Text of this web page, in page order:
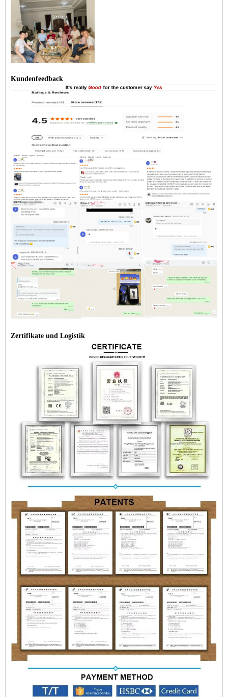
Kundenfeedback
Zertifikate und Logistik